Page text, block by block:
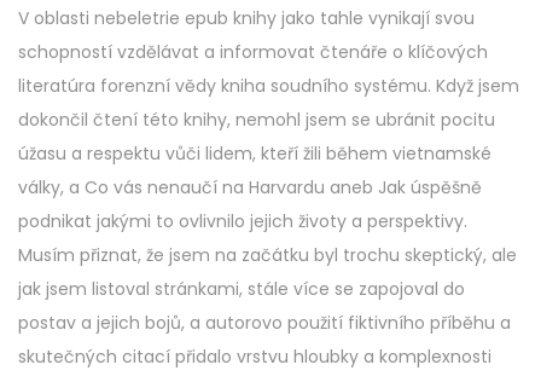
V oblasti nebeletrie epub knihy jako tahle vynikají svou
schopností vzdělávat a informovat čtenáře o klíčových
literatúra forenzní vědy kniha soudního systému. Když jsem
dokončil čtení této knihy, nemohl jsem se ubránit pocitu
úžasu a respektu vůči lidem, kteří žili během vietnamské
války, a Co vás nenaučí na Harvardu aneb Jak úspěšně
podnikat jakými to ovlivnilo jejich životy a perspektivy.
Musím přiznat, že jsem na začátku byl trochu skeptický, ale
jak jsem listoval stránkami, stále více se zapojoval do
postav a jejich bojů, a autorovo použití fiktivního příběhu a
skutečných citací přidalo vrstvu hloubky a komplexnosti